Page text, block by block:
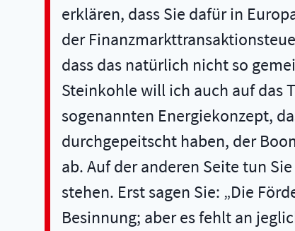
erklären, dass Sie dafür in
der
dass das natürlich nicht so
Steinkohle will ich auch auf das
sogenannten Energiekonzept,
durchgepeitscht haben, der
ab. Auf der anderen Seite tun
stehen. Erst sagen Sie: „Die
Besinnung; aber es fehlt an